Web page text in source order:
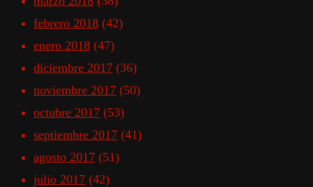
febrero 2018 (42)
enero 2018 (47)
diciembre 2017 (36)
noviembre 2017 (50)
octubre 2017 (53)
septiembre 2017 (41)
agosto 2017 (51)
julio 2017 (42)